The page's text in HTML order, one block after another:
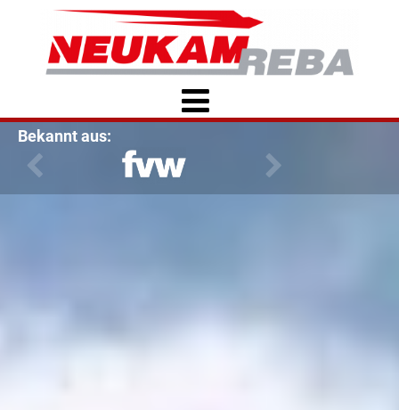
Bekannt aus: